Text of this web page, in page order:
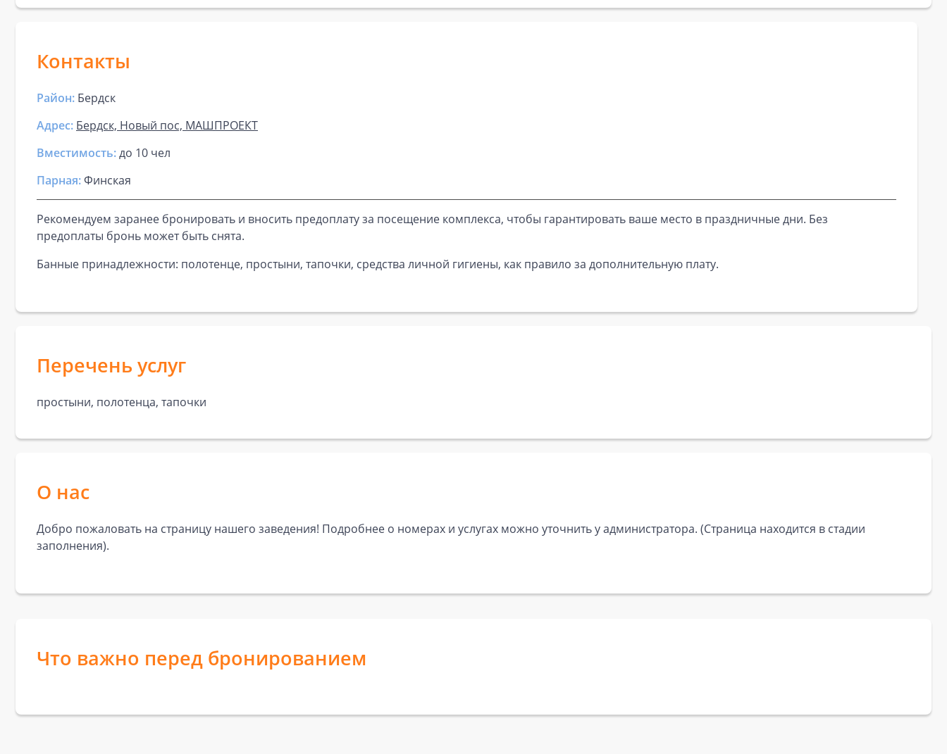
Контакты
Район: Бердск
Адрес: Бердск, Новый пос, МАШПРОЕКТ
Вместимость:до 10 чел
Парная:Финская
Рекомендуем заранее бронировать и вносить предоплату за посещение комплекса, чтобы гарантировать ваше место в праздничные дни. Без
предоплаты бронь может быть снята.
Банные принадлежности: полотенце, простыни, тапочки, средства личной гигиены, как правило за дополнительную плату.
Перечень услуг
простыни, полотенца, тапочки
О нас
Добро пожаловать на страницу нашего заведения! Подробнее о номерах и услугах можно уточнить у администратора. (Страница находится в стадии
заполнения).
Что важно перед бронированием